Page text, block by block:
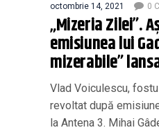
octombrie 14, 2021 0
„Mizeria Zilei”.
emisiunea lui
mizerabile”
Vlad Voiculescu,
revoltat după
la Antena 3. Mihai